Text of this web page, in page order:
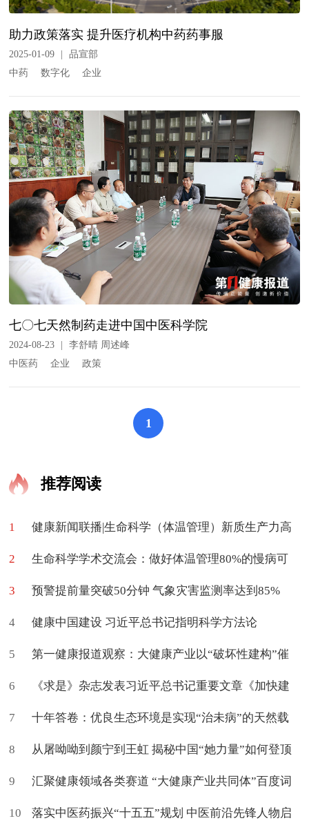
助力政策落实 提升医疗机构中药药事服
2025-01-09
品宣部
中药
数字化 企业
七〇七天然制药走进中国中医科学院
2024-08-23 |
李舒晴 周述峰
中医药
企业 政策
1
推荐阅读
1 健康新闻联播|生命科学（体温管理）新质生产力高
质量学术交流会在京举办
2 生命科学学术交流会：做好体温管理80%的慢病可
促进治愈
3 预警提前量突破50分钟 气象灾害监测率达到85%
4 健康中国建设 习近平总书记指明科学方法论
5 第一健康报道观察：大健康产业以“破坏性建构”催
生新命题
6 《求是》杂志发表习近平总书记重要文章《加快建
设健康中国》
7 十年答卷：优良生态环境是实现“治未病”的天然载
体
8 从屠呦呦到颜宁到王虹 揭秘中国“她力量”如何登顶
世界
9 汇聚健康领域各类赛道 “大健康产业共同体”百度词
条上新了
10 落实中医药振兴“十五五”规划 中医前沿先锋人物启